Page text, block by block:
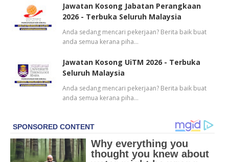
Jawatan Kosong Jabatan Perangkaan
2026 - Terbuka Seluruh Malaysia
Anda sedang mencari pekerjaan? Berita baik buat
anda semua kerana piha…
Jawatan Kosong UiTM 2026 - Terbuka
Seluruh Malaysia
Anda sedang mencari pekerjaan? Berita baik buat
anda semua kerana piha…